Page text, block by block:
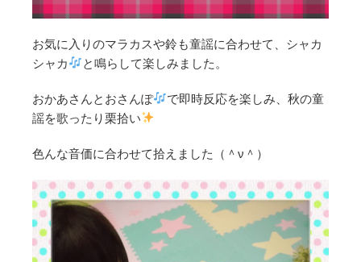
お気に入りのマラカスや鈴も童謡に合わせて、シャカ
シャカ
と鳴らして楽しみました。
おかあさんとおさんぽ
で即時反応を楽しみ、秋の童
謡を歌ったり栗拾い
色んな音価に合わせて拾えました（＾ν＾）